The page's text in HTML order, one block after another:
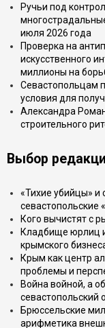
Ручьи под
июля 2026 года
Проверка на
искусственного
миллионы на
Севастопольцам
условия для
Александра
строительного
Выбор
«Тихие убийцы» и
Кого вычистят с
Кладбище юрлиц
крымского
Крым как центр
проблемы и
Война войной, а
севастопольский
Брюссельские
арифметика